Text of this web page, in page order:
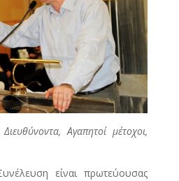
Αγαπητοί μέτοχοι,
είναι πρωτεύουσας